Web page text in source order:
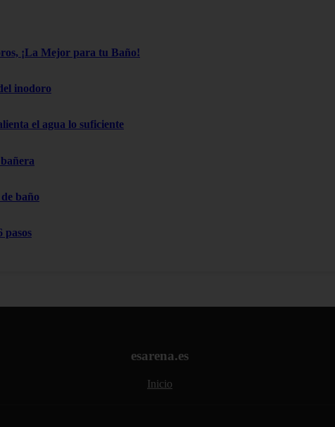
¡La Mejor para tu Baño!
inodoro
el agua lo suficiente
baño
pasos
esarena.es
Inicio